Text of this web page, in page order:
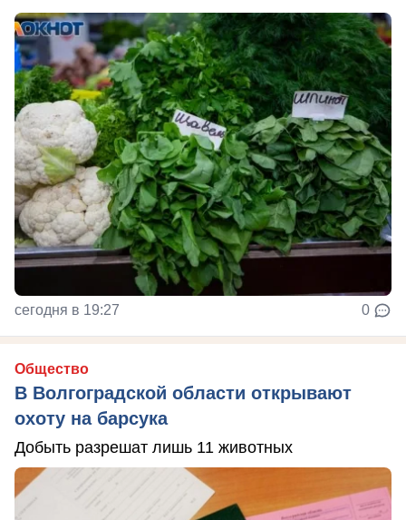
сегодня в 19:27 0
Общество
В Волгоградской области открывают
охоту на барсука
Добыть разрешат лишь 11 животных